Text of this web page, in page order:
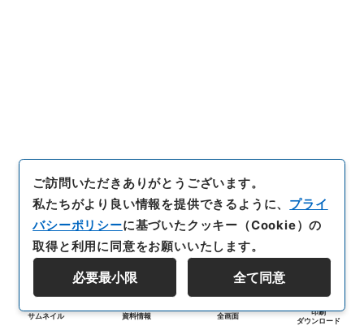
サムネイル 資料情報 全画面
印刷
ダウンロード
ご訪問いただきありがとうございます。
私たちがより良い情報を提供できるように、 プライ
バシーポリシーに基づいたクッキー（Cookie）の
取得と利用に同意をお願いいたします。
必要最小限 全て同意